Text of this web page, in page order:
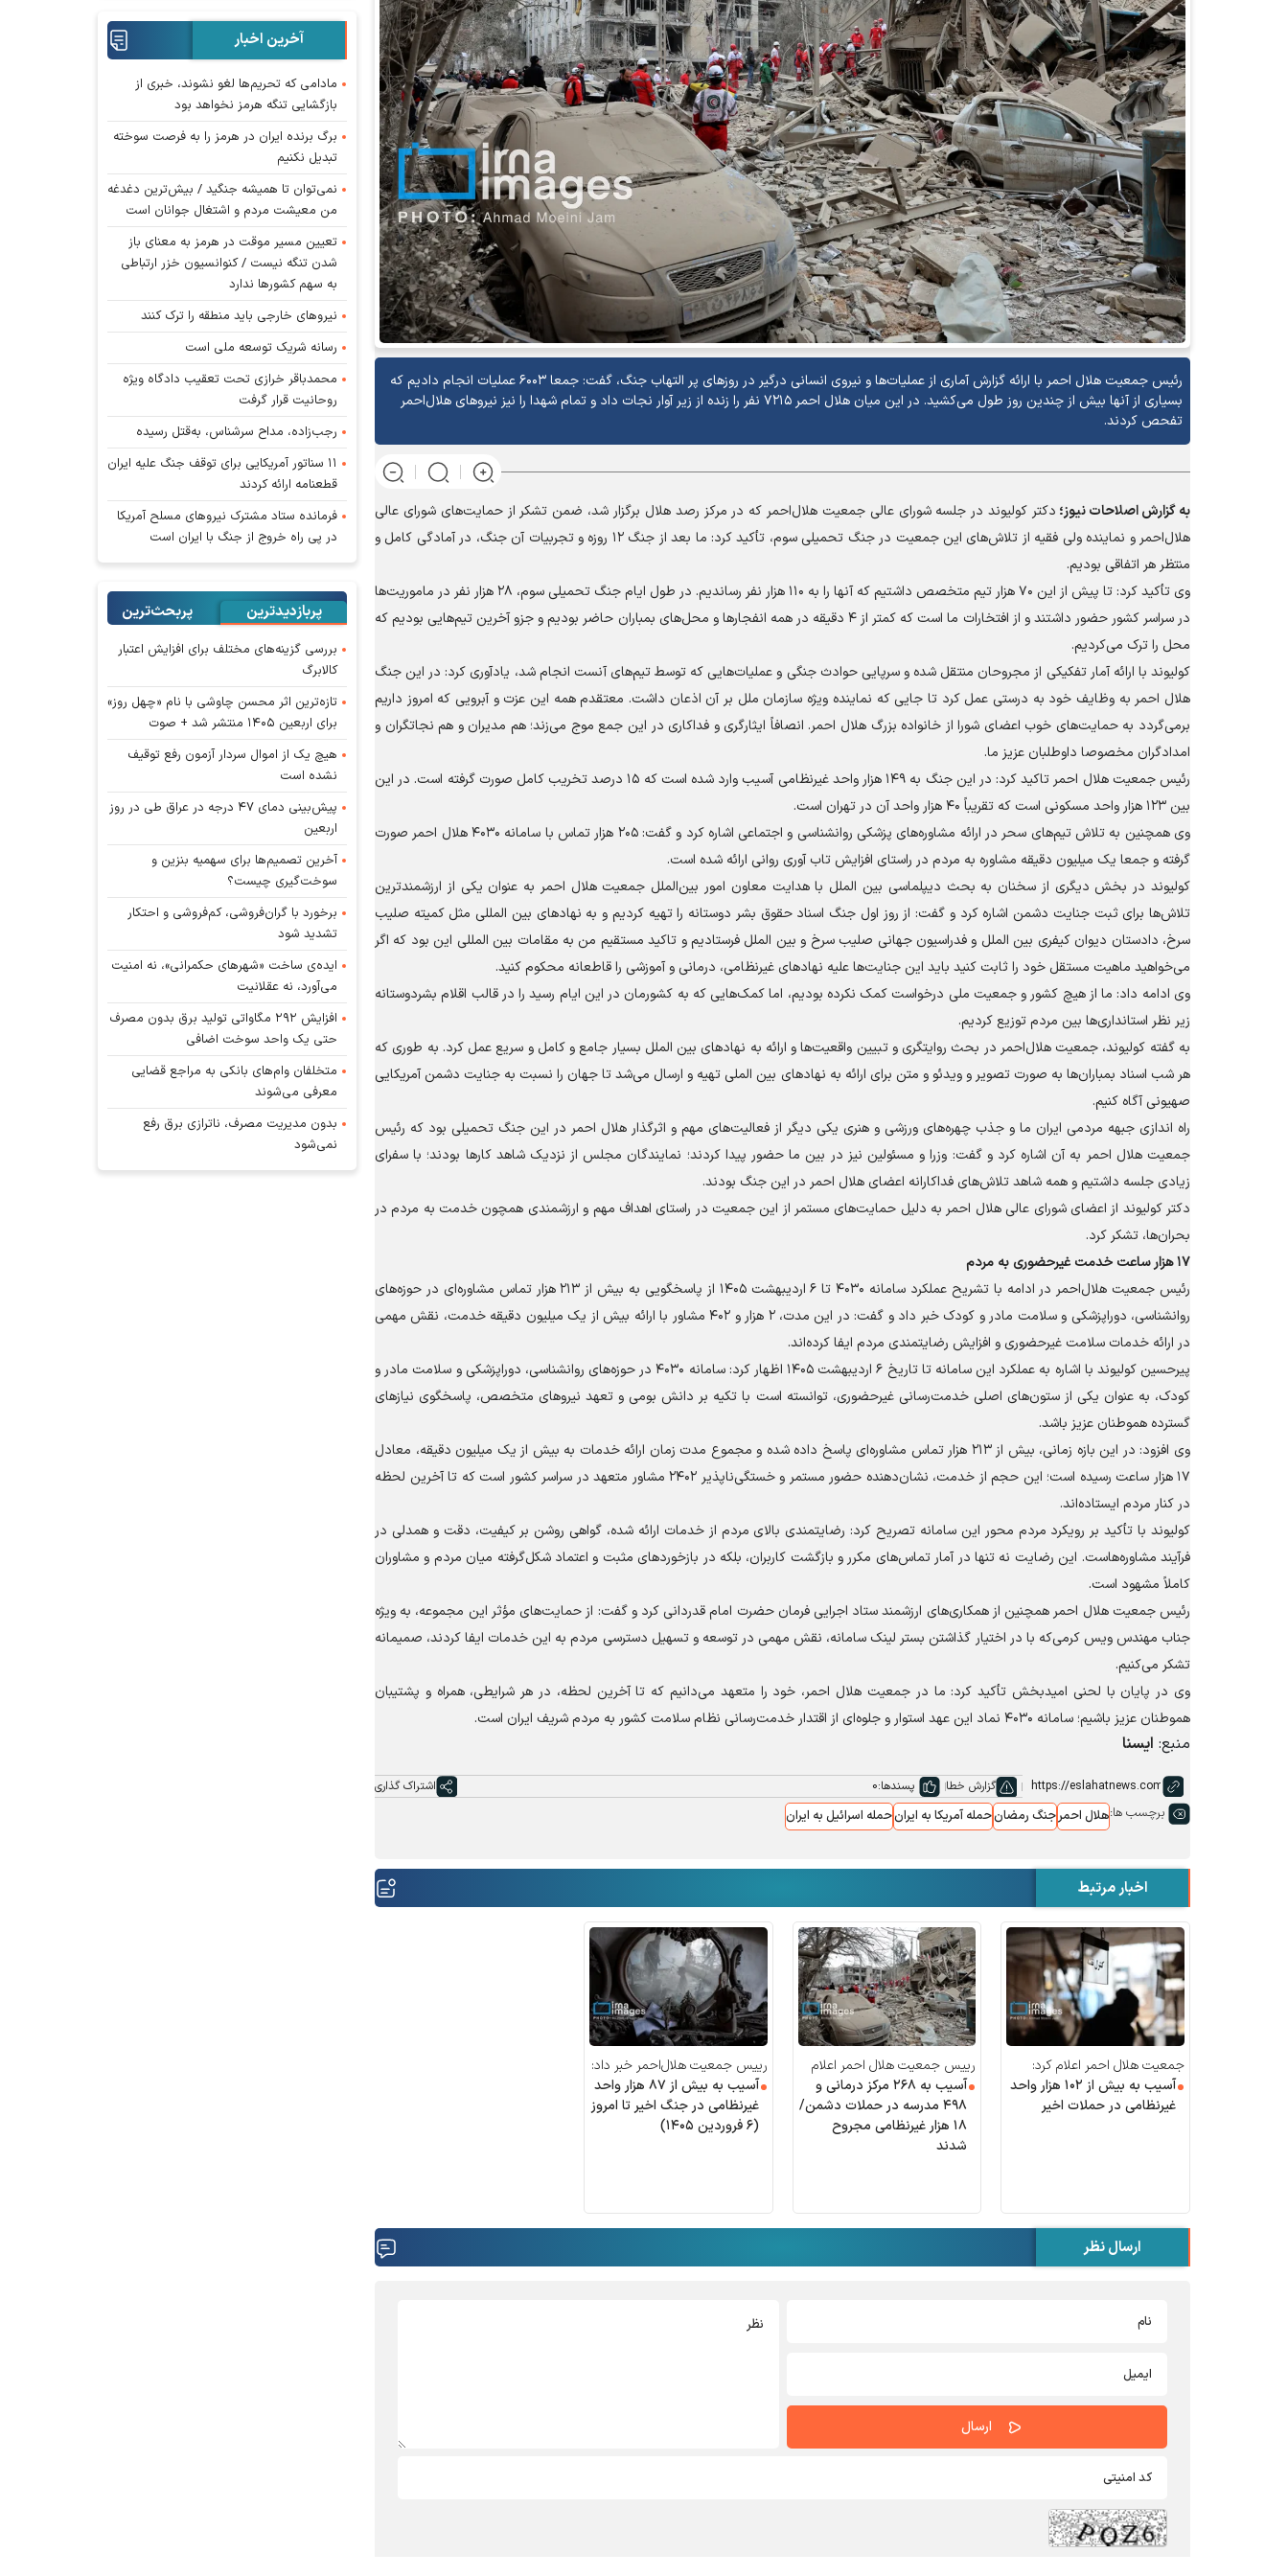
رئیس جمعیت هلال احمر با ارائه گزارش آماری از عملیات‌ها و نیروی انسانی درگیر در روز‌های پر التهاب جنگ، گفت: جمعا ۶۰۰۳ عملیات انجام دادیم که
بسیاری از آنها بیش از چندین روز طول می‌کشید. در این میان هلال احمر ۷۲۱۵ نفر را زنده از زیر آوار نجات داد و تمام شهدا را نیز نیرو‌های هلال‌احمر
تفحص کردند.
به گزارشاصلاحات نیوز؛ دکتر کولیوند در جلسه شورای عالی جمعیت هلال‌احمر که در مرکز رصد هلال برگزار شد، ضمن تشکر از حمایت‌های شورای عالی
هلال‌احمر و نماینده ولی فقیه از تلاش‌های این جمعیت در جنگ تحمیلی سوم، تأکید کرد: ما بعد از جنگ ۱۲ روزه و تجربیات آن جنگ، در آمادگی کامل و
منتظر هر اتفاقی بودیم.
وی تأکید کرد: تا پیش از این ۷۰ هزار تیم متخصص داشتیم که آنها را به ۱۱۰ هزار نفر رساندیم. در طول ایام جنگ تحمیلی سوم، ۲۸ هزار نفر در ماموریت‌ها
در سراسر کشور حضور داشتند و از افتخارات ما است که کمتر از ۴ دقیقه در همه انفجار‌ها و محل‌های بمباران حاضر بودیم و جزو آخرین تیم‌هایی بودیم که
محل را ترک می‌کردیم.
کولیوند با ارائه آمار تفکیکی از مجروحان منتقل شده و سرپایی حوادث جنگی و عملیات‌هایی که توسط تیم‌های آنست انجام شد، یادآوری کرد: در این جنگ
هلال احمر به وظایف خود به درستی عمل کرد تا جایی که نماینده ویژه سازمان ملل بر آن اذعان داشت. معتقدم همه این عزت و آبرویی که امروز داریم
برمی‌گردد به حمایت‌های خوب اعضای شورا از خانواده بزرگ هلال احمر. انصافاً ایثارگری و فداکاری در این جمع موج می‌زند؛ هم مدیران و هم نجاتگران و
امدادگران مخصوصا داوطلبان عزیز ما.
رئیس جمعیت هلال احمر تاکید کرد: در این جنگ به ۱۴۹ هزار واحد غیرنظامی آسیب وارد شده است که ۱۵ درصد تخریب کامل صورت گرفته است. در این
بین ۱۲۳ هزار واحد مسکونی است که تقریباً ۴۰ هزار واحد آن در تهران است.
وی همچنین به تلاش تیم‌های سحر در ارائه مشاوره‌های پزشکی روانشناسی و اجتماعی اشاره کرد و گفت: ۲۰۵ هزار تماس با سامانه ۴۰۳۰ هلال احمر صورت
گرفته و جمعا یک میلیون دقیقه مشاوره به مردم در راستای افزایش تاب آوری روانی ارائه شده است.
کولیوند در بخش دیگری از سخنان به بحث دیپلماسی بین الملل با هدایت معاون امور بین‌الملل جمعیت هلال احمر به عنوان یکی از ارزشمندترین
تلاش‌ها برای ثبت جنایت دشمن اشاره کرد و گفت: از روز اول جنگ اسناد حقوق بشر دوستانه را تهیه کردیم و به نهاد‌های بین المللی مثل کمیته صلیب
سرخ، دادستان دیوان کیفری بین الملل و فدراسیون جهانی صلیب سرخ و بین الملل فرستادیم و تاکید مستقیم من به مقامات بین المللی این بود که اگر
می‌خواهید ماهیت مستقل خود را ثابت کنید باید این جنایت‌ها علیه نهاد‌های غیرنظامی، درمانی و آموزشی را قاطعانه محکوم کنید.
وی ادامه داد: ما از هیچ کشور و جمعیت ملی درخواست کمک نکرده بودیم، اما کمک‌هایی که به کشورمان در این ایام رسید را در قالب اقلام بشردوستانه
زیر نظر استانداری‌ها بین مردم توزیع کردیم.
به گفته کولیوند، جمعیت هلال‌احمر در بحث روایتگری و تبیین واقعیت‌ها و ارائه به نهاد‌های بین الملل بسیار جامع و کامل و سریع عمل کرد. به طوری که
هر شب اسناد بمباران‌ها به صورت تصویر و ویدئو و متن برای ارائه به نهاد‌های بین الملی تهیه و ارسال می‌شد تا جهان را نسبت به جنایت دشمن آمریکایی
صهیونی آگاه کنیم.
راه اندازی جبهه مردمی ایران ما و جذب چهره‌های ورزشی و هنری یکی دیگر از فعالیت‌های مهم و اثرگذار هلال احمر در این جنگ تحمیلی بود که رئیس
جمعیت هلال احمر به آن اشاره کرد و گفت: وزرا و مسئولین نیز در بین ما حضور پیدا کردند؛ نمایندگان مجلس از نزدیک شاهد کار‌ها بودند؛ با سفرای
زیادی جلسه داشتیم و همه شاهد تلاش‌های فداکارانه اعضای هلال احمر در این جنگ بودند.
دکتر کولیوند از اعضای شورای عالی هلال احمر به دلیل حمایت‌های مستمر از این جمعیت در راستای اهداف مهم و ارزشمندی همچون خدمت به مردم در
بحران‌ها، تشکر کرد.
۱۷ هزار ساعت خدمت غیرحضوری به مردم
رئیس جمعیت هلال‌احمر در ادامه با تشریح عملکرد سامانه ۴۰۳۰ تا ۶ اردیبهشت ۱۴۰۵ از پاسخگویی به بیش از ۲۱۳ هزار تماس مشاوره‌ای در حوزه‌های
روانشناسی، دوراپزشکی و سلامت مادر و کودک خبر داد و گفت: در این مدت، ۲ هزار و ۴۰۲ مشاور با ارائه بیش از یک میلیون دقیقه خدمت، نقش مهمی
در ارائه خدمات سلامت غیرحضوری و افزایش رضایتمندی مردم ایفا کرده‌اند.
پیرحسین کولیوند با اشاره به عملکرد این سامانه تا تاریخ ۶ اردیبهشت ۱۴۰۵ اظهار کرد: سامانه ۴۰۳۰ در حوزه‌های روانشناسی، دوراپزشکی و سلامت مادر و
کودک، به عنوان یکی از ستون‌های اصلی خدمت‌رسانی غیرحضوری، توانسته است با تکیه بر دانش بومی و تعهد نیرو‌های متخصص، پاسخگوی نیاز‌های
گسترده هموطنان عزیز باشد.
وی افزود: در این بازه زمانی، بیش از ۲۱۳ هزار تماس مشاوره‌ای پاسخ داده شده و مجموع مدت زمان ارائه خدمات به بیش از یک میلیون دقیقه، معادل
۱۷ هزار ساعت رسیده است؛ این حجم از خدمت، نشان‌دهنده حضور مستمر و خستگی‌ناپذیر ۲۴۰۲ مشاور متعهد در سراسر کشور است که تا آخرین لحظه
در کنار مردم ایستاده‌اند.
کولیوند با تأکید بر رویکرد مردم محور این سامانه تصریح کرد: رضایتمندی بالای مردم از خدمات ارائه شده، گواهی روشن بر کیفیت، دقت و همدلی در
فرآیند مشاوره‌هاست. این رضایت نه تنها در آمار تماس‌های مکرر و بازگشت کاربران، بلکه در بازخورد‌های مثبت و اعتماد شکل‌گرفته میان مردم و مشاوران
کاملاً مشهود است.
رئیس جمعیت هلال احمر همچنین از همکاری‌های ارزشمند ستاد اجرایی فرمان حضرت امام قدردانی کرد و گفت: از حمایت‌های مؤثر این مجموعه، به ویژه
جناب مهندس ویس کرمی‌که با در اختیار گذاشتن بستر لینک سامانه، نقش مهمی در توسعه و تسهیل دسترسی مردم به این خدمات ایفا کردند، صمیمانه
تشکر می‌کنیم.
وی در پایان با لحنی امیدبخش تأکید کرد: ما در جمعیت هلال احمر، خود را متعهد می‌دانیم که تا آخرین لحظه، در هر شرایطی، همراه و پشتیبان
هموطنان عزیز باشیم؛ سامانه ۴۰۳۰ نماد این عهد استوار و جلوه‌ای از اقتدار خدمت‌رسانی نظام سلامت کشور به مردم شریف ایران است.
منبع: ایسنا
گزارش خطا پسندها:0 اشتراک گذاری
برچسب ها:هلال احمرجنگ رمضانحمله آمریکا به ایرانحمله اسرائیل به ایران
اخبار مرتبط
جمعیت هلال احمر اعلام کرد:
آسیب به بیش از ۱۰۲ هزار واحد
غیرنظامی در حملات اخیر
رییس جمعیت هلال احمر اعلام
کرد:
آسیب به ۲۶۸ مرکز درمانی و
۴۹۸ مدرسه در حملات دشمن/
۱۸ هزار غیرنظامی مجروح
شدند
رییس جمعیت هلال‌احمر خبر داد:
آسیب به بیش از ۸۷ هزار واحد
غیرنظامی در جنگ اخیر تا امروز
(۶ فروردین ۱۴۰۵)
ارسال نظر
آخرین اخبار
مادامی که تحریم‌ها لغو نشوند، خبری از
بازگشایی تنگه هرمز نخواهد بود
برگ برنده ایران در هرمز را به فرصت سوخته
تبدیل نکنیم
نمی‌توان تا همیشه جنگید / بیش‌ترین دغدغه
من معیشت مردم و اشتغال جوانان است
تعیین مسیر موقت در هرمز به معنای باز
شدن تنگه نیست / کنوانسیون خزر ارتباطی
به سهم کشورها ندارد
نیروهای خارجی باید منطقه را ترک کنند
رسانه شریک توسعه ملی است
محمدباقر خرازی تحت تعقیب دادگاه ویژه
روحانیت قرار گرفت
رجب‌زاده، مداح سرشناس، به‌قتل رسیده
۱۱ سناتور آمریکایی برای توقف جنگ علیه ایران
قطعنامه ارائه کردند
فرمانده ستاد مشترک نیروهای مسلح آمریکا
در پی راه خروج از جنگ با ایران است
پربازدیدترین پربحث‌ترین‌
بررسی گزینه‌های مختلف برای افزایش اعتبار
کالابرگ
تازه‌ترین اثر محسن چاوشی با نام «چهل روز»
برای اربعین ۱۴۰۵ منتشر شد + صوت
هیچ یک از اموال سردار آزمون رفع توقیف
نشده است
پیش‌بینی دمای ۴۷ درجه در عراق طی در روز
اربعین
آخرین تصمیم‌ها برای سهمیه بنزین و
سوخت‌گیری چیست؟
برخورد با گران‌فروشی، کم‌فروشی و احتکار
تشدید شود
ایده‌ی ساخت «شهرهای حکمرانی»، نه امنیت
می‌آورد، نه عقلانیت
افزایش ۲۹۲ مگاواتی تولید برق بدون مصرف
حتی یک واحد سوخت اضافی
متخلفان وام‌های بانکی به مراجع قضایی
معرفی می‌شوند
بدون مدیریت مصرف، ناترازی برق رفع
نمی‌شود